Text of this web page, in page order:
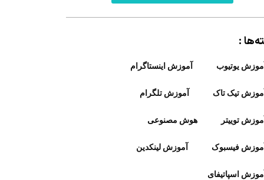
:
آموزش یوتیوب آموزش اینستاگرام
آموزش تیک تاک آموزش تلگرام
آموزش توییتر هوش مصنوعی
آموزش فیسبوک آموزش لینکدین
آموزش اسپاتیفای